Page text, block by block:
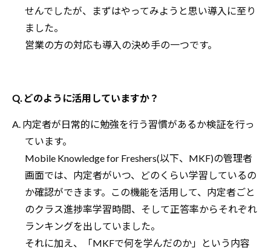
せんでしたが、まずはやってみようと思い導入に至り
ました。
営業の方の対応も導入の決め手の一つです。
Q. どのように活用していますか？
A. 内定者が日常的に勉強を行う習慣があるか検証を行っ
ています。
Mobile Knowledge for Freshers(以下、MKF)の管理者
画面では、内定者がいつ、どのくらい学習しているの
か確認ができます。この機能を活用して、内定者ごと
のクラス進捗率学習時間、そして正答率からそれぞれ
ランキングを出していました。
それに加え、「MKFで何を学んだのか」という内容